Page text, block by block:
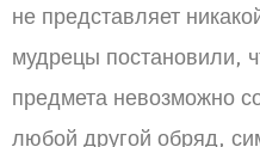
не представляет
мудрецы постановили,
предмета невозможно
любой другой обряд,